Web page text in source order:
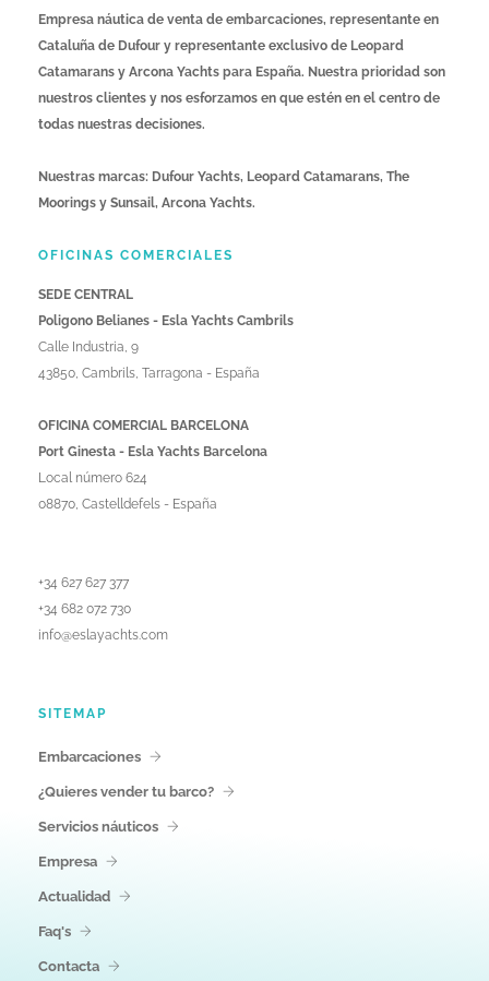
Empresa náutica de venta de embarcaciones, representante en
Cataluña de Dufour y representante exclusivo de Leopard
Catamarans y Arcona Yachts para España. Nuestra prioridad son
nuestros clientes y nos esforzamos en que estén en el centro de
todas nuestras decisiones.
Nuestras marcas: Dufour Yachts, Leopard Catamarans, The
Moorings y Sunsail, Arcona Yachts.
OFICINAS COMERCIALES
SEDE CENTRAL
Poligono Belianes - Esla Yachts Cambrils
Calle Industria, 9
43850, Cambrils, Tarragona - España
OFICINA COMERCIAL BARCELONA
Port Ginesta - Esla Yachts Barcelona
Local número 624
08870, Castelldefels - España
+34 627 627 377
+34 682 072 730
info@eslayachts.com
SITEMAP
Embarcaciones
¿Quieres vender tu barco?
Servicios náuticos
Empresa
Actualidad
Faq's
Contacta